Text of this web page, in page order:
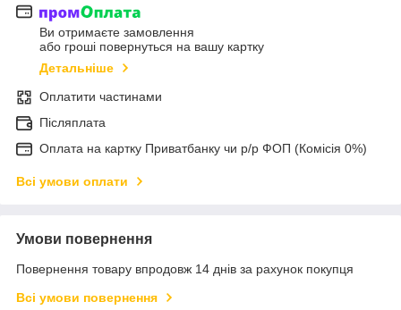
Ви отримаєте замовлення
або гроші повернуться на вашу картку
Детальніше
Оплатити частинами
Післяплата
Оплата на картку Приватбанку чи р/р ФОП (Комісія 0%)
Всі умови оплати
Умови повернення
Повернення товару впродовж 14 днів за рахунок покупця
Всі умови повернення